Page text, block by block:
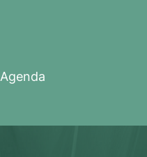
Agenda